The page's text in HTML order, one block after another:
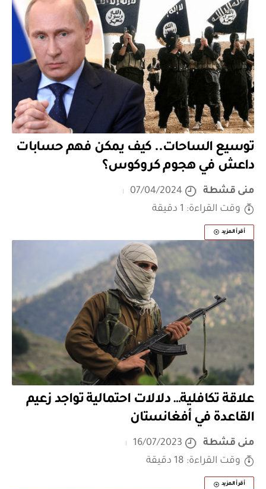
توسيع الساحات.. كيف يمكن فهم حسابات
داعش في هجوم كروكوس؟
منى قشطة
07/04/2024
وقت القراءة: 1 دقيقة
أقرأ المزيد
علاقة تكافلية… دلالات احتمالية تواجد زعيم
القاعدة في أفغانستان
منى قشطة
16/07/2023
وقت القراءة: 18 دقيقة
أقرأ المزيد